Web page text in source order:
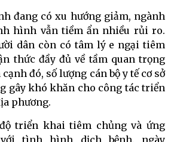
đang có xu hướng giảm, ngành
hình vẫn tiềm ẩn nhiều rủi ro.
dân còn có tâm lý e ngại tiêm
thức đầy đủ về tầm quan trọng
đó, số lượng cán bộ y tế cơ sở
gây khó khăn cho công tác triển
phương.
triển khai tiêm chủng và ứng
tình hình dịch bệnh, ngày